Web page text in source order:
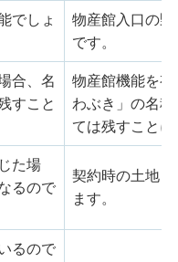
でしょ
物産館入口の
です。
合、名
すこと
物産館機能を
わぶき」の名
ては残すこと
た場
るので
契約時の土地
ます。
るので